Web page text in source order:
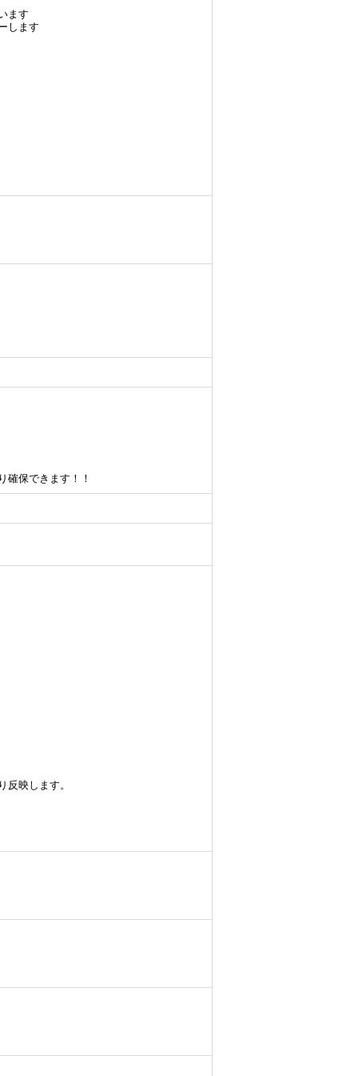
ます
します
確保できます！！
映します。